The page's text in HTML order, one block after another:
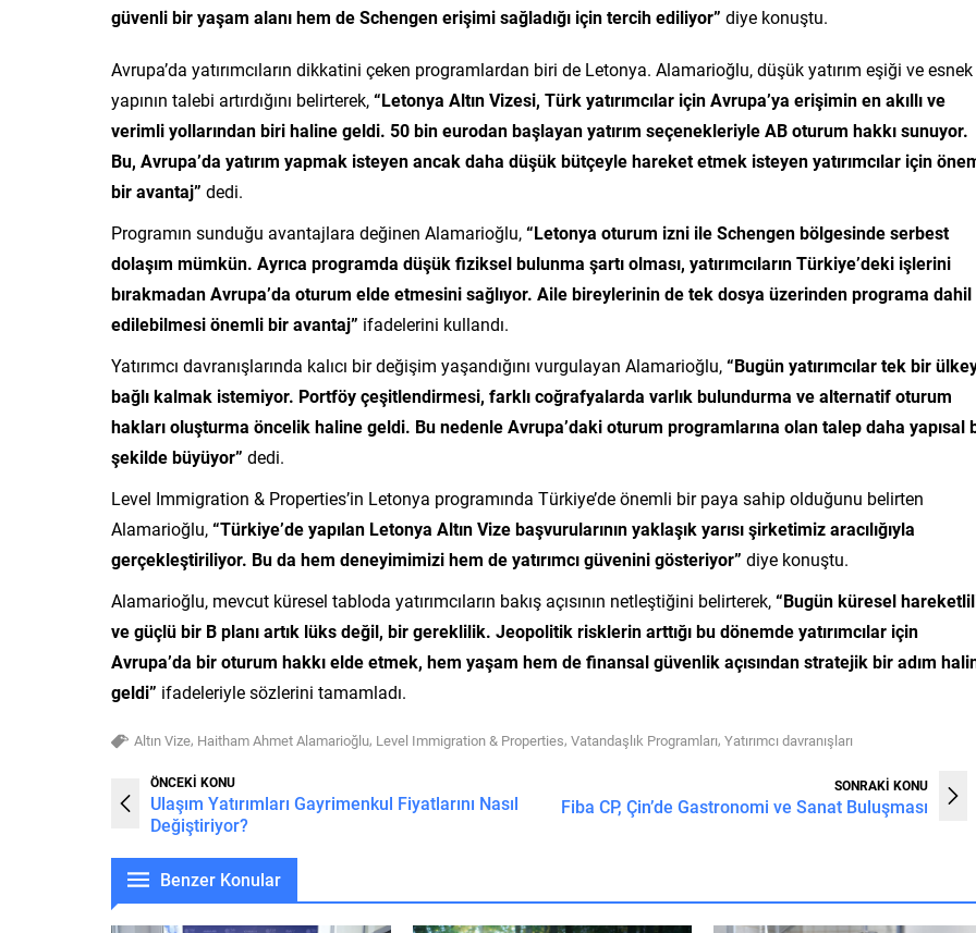
güvenli bir yaşam alanı hem de Schengen erişimi sağladığı için tercih ediliyor” diye konuştu.
Avrupa’da yatırımcıların dikkatini çeken programlardan biri de Letonya. Alamarioğlu, düşük yatırım eşiği ve esnek
yapının talebi artırdığını belirterek,“Letonya Altın Vizesi, Türk yatırımcılar için Avrupa’ya erişimin en akıllı ve
verimli yollarından biri haline geldi. 50 bin eurodan başlayan yatırım seçenekleriyle AB oturum hakkı sunuyor.
Bu, Avrupa’da yatırım yapmak isteyen ancak daha düşük bütçeyle hareket etmek isteyen yatırımcılar için
bir avantaj” dedi.
Programın sunduğu avantajlara değinen Alamarioğlu,“Letonya oturum izni ile Schengen bölgesinde serbest
dolaşım mümkün. Ayrıca programda düşük fiziksel bulunma şartı olması, yatırımcıların Türkiye’deki işlerini
bırakmadan Avrupa’da oturum elde etmesini sağlıyor. Aile bireylerinin de tek dosya üzerinden programa dahil
edilebilmesi önemli bir avantaj” ifadelerini kullandı.
Yatırımcı davranışlarında kalıcı bir değişim yaşandığını vurgulayan Alamarioğlu,“Bugün yatırımcılar tek bir
bağlı kalmak istemiyor. Portföy çeşitlendirmesi, farklı coğrafyalarda varlık bulundurma ve alternatif oturum
hakları oluşturma öncelik haline geldi. Bu nedenle Avrupa’daki oturum programlarına olan talep daha yapısal
şekilde büyüyor” dedi.
Level Immigration & Properties’in Letonya programında Türkiye’de önemli bir paya sahip olduğunu belirten
Alamarioğlu,“Türkiye’de yapılan Letonya Altın Vize başvurularının yaklaşık yarısı şirketimiz aracılığıyla
gerçekleştiriliyor. Bu da hem deneyimimizi hem de yatırımcı güvenini gösteriyor” diye konuştu.
Alamarioğlu, mevcut küresel tabloda yatırımcıların bakış açısının netleştiğini belirterek,“Bugün küresel
ve güçlü bir B planı artık lüks değil, bir gereklilik. Jeopolitik risklerin arttığı bu dönemde yatırımcılar için
Avrupa’da bir oturum hakkı elde etmek, hem yaşam hem de finansal güvenlik açısından stratejik bir adım
geldi” ifadeleriyle sözlerini tamamladı.
Altın Vize, Haitham Ahmet Alamarioğlu, Level Immigration & Properties, Vatandaşlık Programları, Yatırımcı davranışları
ÖNCEKİ KONU
Ulaşım Yatırımları Gayrimenkul Fiyatlarını Nasıl
Değiştiriyor?
SONRAKİ KONU
Fiba CP, Çin’de Gastronomi ve Sanat Buluşması
Benzer Konular